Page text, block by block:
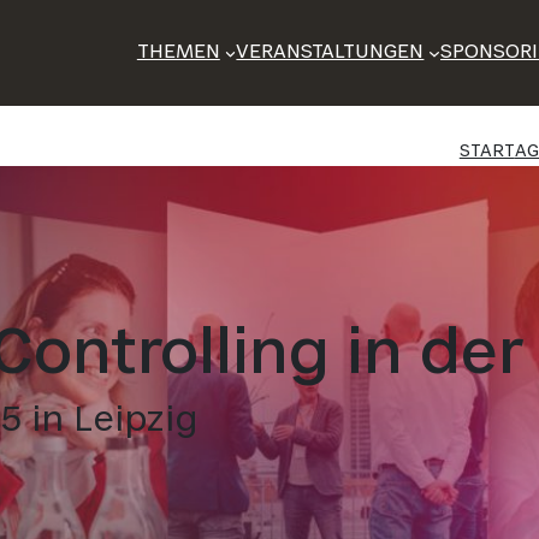
THEMEN VERANSTALTUNGEN
START
in der
in Leipzig